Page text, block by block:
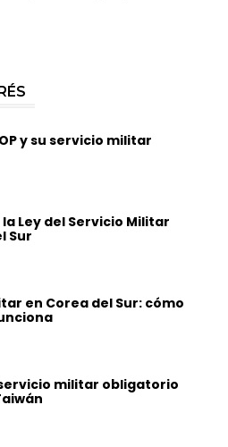
y su servicio militar
Ley del Servicio Militar
Sur
en Corea del Sur: cómo
militar obligatorio